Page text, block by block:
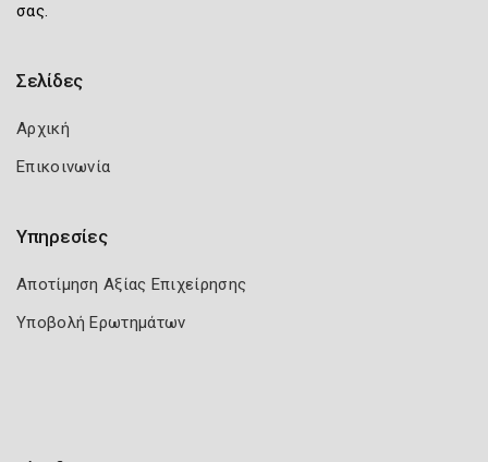
σας.
Σελίδες
Αρχική
Επικοινωνία
Υπηρεσίες
Αποτίμηση Αξίας Επιχείρησης
Υποβολή Ερωτημάτων